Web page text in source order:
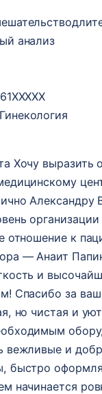
анализ
Гинекология
Хочу выразить
Александру
отношение к
— Анаит
и
Спасибо за
но чистая и
вежливые и
быстро
начинается